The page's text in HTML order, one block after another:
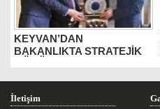
KEYVAN’DAN
BAKANLIKTA STRATEJİK
İletişim